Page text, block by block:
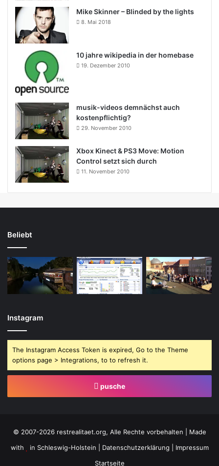
Mike Skinner – Blinded by the lights
8. Mai 2018
10 jahre wikipedia in der homebase
19. Dezember 2010
musik-videos demnächst auch
kostenpflichtig?
29. November 2010
Xbox Kinect & PS3 Move: Motion
Control setzt sich durch
11. November 2010
Beliebt
Instagram
The Instagram Access Token is expired, Go to the Theme
options page > Integrations, to to refresh it.
pusche
© 2007-2026 restrealitaet.org, Alle Rechte vorbehalten | Made
with
in Schleswig-Holstein | Datenschutzerklärung
Impressum
Startseite